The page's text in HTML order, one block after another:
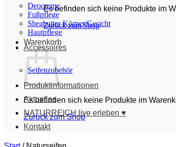
Es befinden sich keine Produkte im
Zurück zum Shop
Warenkorb
Es befinden sich keine Produkte im
Zurück zum Shop
Deocreme
Fußpflege
Sheabutter Körper/Gesicht
Hautpflege
Accessoires
Seifenzubehör
Produktinformationen
Aktuelles
NATURREICH live erleben ♥
Kontakt